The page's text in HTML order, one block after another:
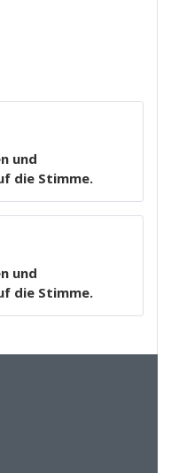
und
die Stimme.
und
die Stimme.